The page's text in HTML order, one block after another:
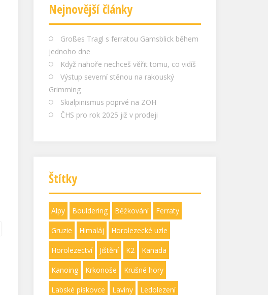
Nejnovější články
Großes Tragl s ferratou Gamsblick během
jednoho dne
Když nahoře nechceš věřit tomu, co vidíš
Výstup severní stěnou na rakouský
Grimming
Skialpinismus poprvé na ZOH
ČHS pro rok 2025 již v prodeji
Štítky
Alpy Bouldering Běžkování Ferraty
Gruzie Himaláj Horolezecké uzle
Horolezectví Jištění K2 Kanada
Kanoing Krkonoše Krušné hory
Labské pískovce Laviny Ledolezení